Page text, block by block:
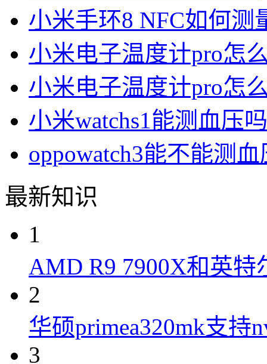
小米手环8 NFC如何测
小米电子温度计pro怎
小米电子温度计pro怎
小米watchs1能测血压吗
oppowatch3能不能测血
最新知识
1
AMD R9 7900X和英特
2
华硕primea320mk支持
3